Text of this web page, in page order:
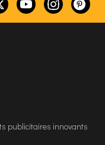
publicitaires innovants